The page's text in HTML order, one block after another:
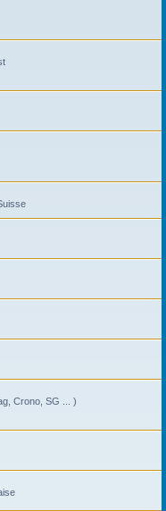
Crono, SG ... )